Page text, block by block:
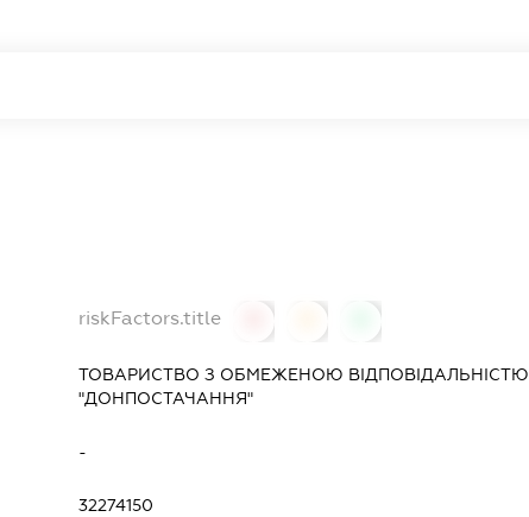
riskFactors.title
ТОВАРИСТВО З ОБМЕЖЕНОЮ ВІДПОВІДАЛЬНІСТЮ
"ДОНПОСТАЧАННЯ"
-
32274150